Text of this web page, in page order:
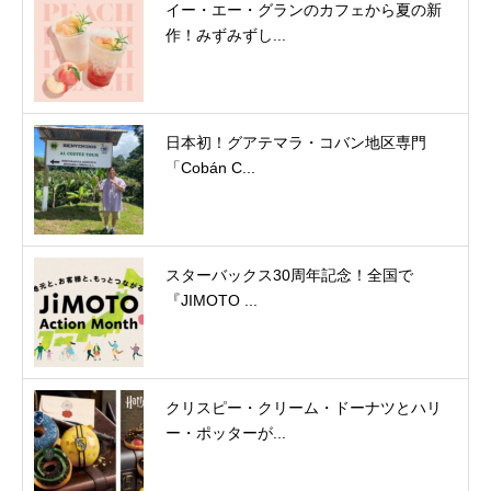
イー・エー・グランのカフェから夏の新
作！みずみずし...
日本初！グアテマラ・コバン地区専門
「Cobán C...
スターバックス30周年記念！全国で
『JIMOTO ...
クリスピー・クリーム・ドーナツとハリ
ー・ポッターが...